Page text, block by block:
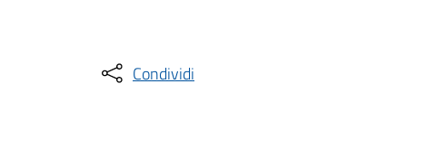
Condividi